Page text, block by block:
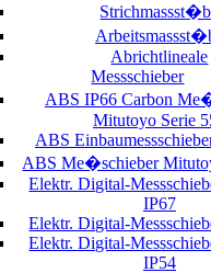
Abrichtlineale
Messschieber
ABS IP66 Carbon
Mitutoyo Serie
ABS
ABS Me�schieber
Elektr. Digital-
IP67
Elektr. Digital-
Elektr. Digital-
IP54